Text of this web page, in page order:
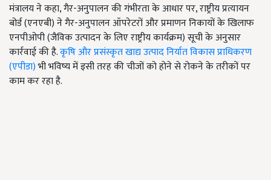
मंत्रालय ने कहा, गैर-अनुपालन की गंभीरता के आधार पर, राष्ट्रीय प्रत्यायन
बोर्ड (एनएबी) ने गैर-अनुपालन ऑपरेटरों और प्रमाणन निकायों के खिलाफ
एनपीओपी (जैविक उत्पादन के लिए राष्ट्रीय कार्यक्रम) सूची के अनुसार
कार्रवाई की है.कृषि और प्रसंस्कृत खाद्य उत्पाद निर्यात विकास प्राधिकरण
(एपीडा)भी भविष्य में इसी तरह की चीजों को होने से रोकने के तरीकों पर
काम कर रहा है.